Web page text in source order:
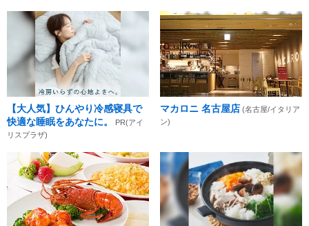
【大人気】ひんやり冷感寝具で
快適な睡眠をあなたに。
PR(アイ
リスプラザ)
マカロニ 名古屋店 (名古屋/イタリア
ン)